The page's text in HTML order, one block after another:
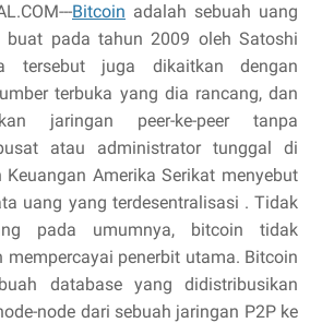
Bitcoin adalah sebuah uang
buat pada tahun 2009 oleh Satoshi
tersebut juga dikaitkan dengan
terbuka yang dia rancang, dan
jaringan peer-ke-peer tanpa
atau administrator tunggal di
Keuangan Amerika Serikat menyebut
uang yang terdesentralisasi . Tidak
pada umumnya, bitcoin tidak
mempercayai penerbit utama. Bitcoin
database yang didistribusikan
node dari sebuah jaringan P2P ke